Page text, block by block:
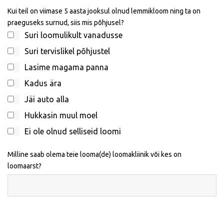
Kui teil on viimase 5 aasta jooksul olnud lemmikloom ning ta on
praeguseks surnud, siis mis põhjusel?
Suri loomulikult vanadusse
Suri tervislikel põhjustel
Lasime magama panna
Kadus ära
Jäi auto alla
Hukkasin muul moel
Ei ole olnud selliseid loomi
Milline saab olema teie looma(de) loomakliinik või kes on
loomaarst?